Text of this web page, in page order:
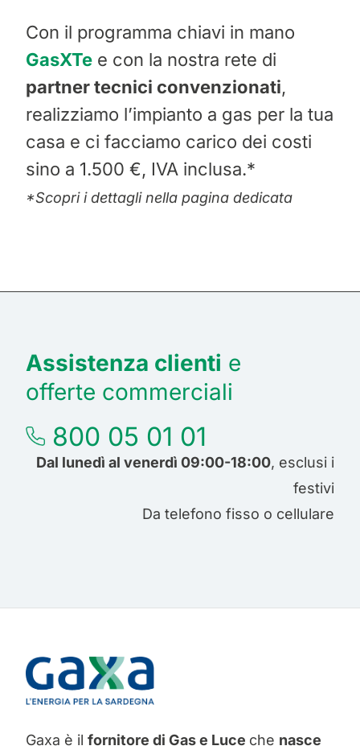
Con il programma chiavi in mano
GasXTee con la nostra rete di
partner tecnici convenzionati,
realizziamo l’impianto a gas per la tua
casa e ci facciamo carico dei costi
sino a 1.500 €, IVA inclusa.*
*Scopri i dettagli nella pagina dedicata
Assistenza clienti e
offerte commerciali
800 05 01 01
Dal lunedì al venerdì 09:00-18:00, esclusi i
festivi
Da telefono fisso o cellulare
Gaxa è il fornitore di Gas e Luce che nasce